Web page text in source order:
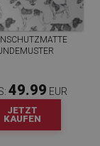
49.99 EUR
JETZT
KAUFEN